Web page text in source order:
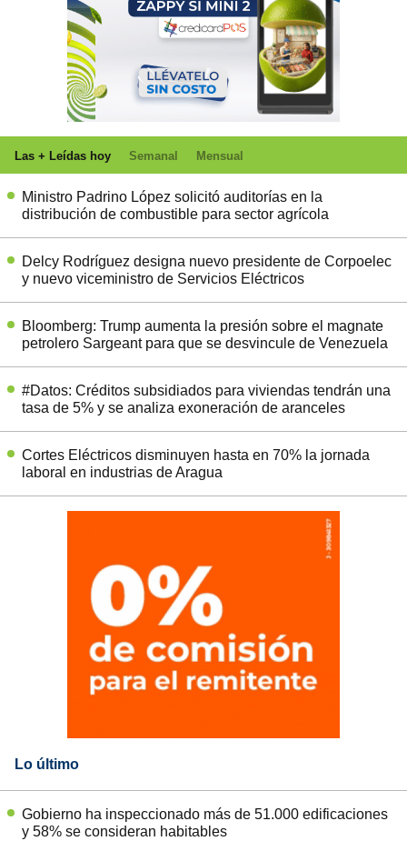
Las + Leídas hoy Semanal Mensual
Ministro Padrino López solicitó auditorías en la
distribución de combustible para sector agrícola
Delcy Rodríguez designa nuevo presidente de Corpoelec
y nuevo viceministro de Servicios Eléctricos
Bloomberg: Trump aumenta la presión sobre el magnate
petrolero Sargeant para que se desvincule de Venezuela
#Datos: Créditos subsidiados para viviendas tendrán una
tasa de 5% y se analiza exoneración de aranceles
Cortes Eléctricos disminuyen hasta en 70% la jornada
laboral en industrias de Aragua
Lo último
Gobierno ha inspeccionado más de 51.000 edificaciones
y 58% se consideran habitables